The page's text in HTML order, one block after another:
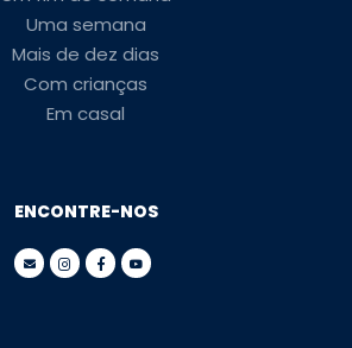
Uma semana
Mais de dez dias
Com crianças
Em casal
ENCONTRE-NOS